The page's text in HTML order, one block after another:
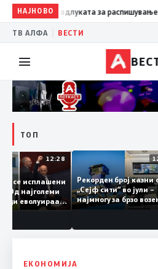
НАЈНОВО 10:06Гаши ја потпиша
ТВ АЛФА ВЕСТИ
ТОП
12:28
сега се исплашени
Од најголеми
еволуираа
патриоти
Рекорден број
„Сејф сити“ во јули
најмногу за брзо
ЕКОНОМИЈА